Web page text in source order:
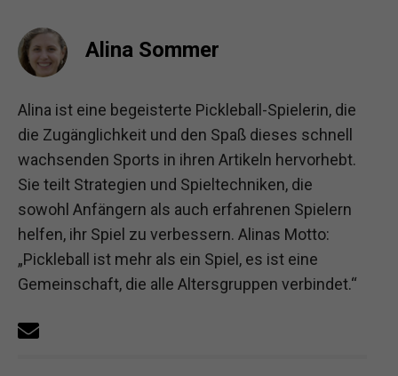
Alina Sommer
Alina ist eine begeisterte Pickleball-Spielerin, die
die Zugänglichkeit und den Spaß dieses schnell
wachsenden Sports in ihren Artikeln hervorhebt.
Sie teilt Strategien und Spieltechniken, die
sowohl Anfängern als auch erfahrenen Spielern
helfen, ihr Spiel zu verbessern. Alinas Motto:
„Pickleball ist mehr als ein Spiel, es ist eine
Gemeinschaft, die alle Altersgruppen verbindet.“